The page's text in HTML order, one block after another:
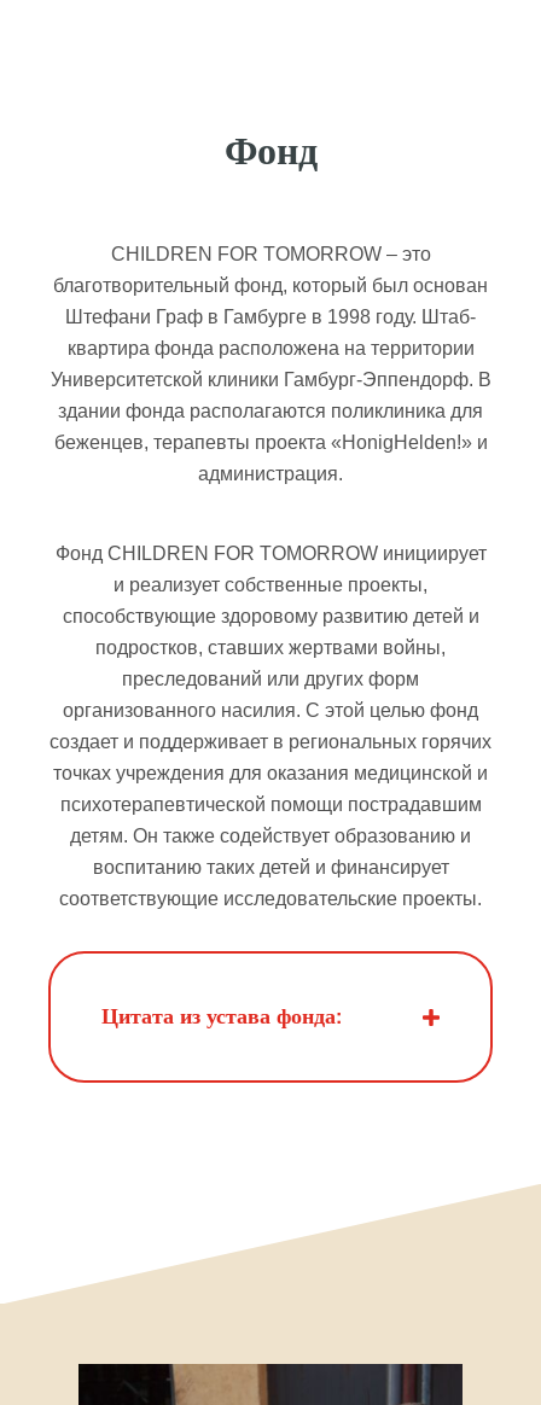
Фонд
CHILDREN FOR TOMORROW – это
благотворительный фонд, который был основан
Штефани Граф в Гамбурге в 1998 году. Штаб-
квартира фонда расположена на территории
Университетской клиники Гамбург-Эппендорф. В
здании фонда располагаются поликлиника для
беженцев, терапевты проекта «HonigHelden!» и
администрация.
Фонд CHILDREN FOR TOMORROW инициирует
и реализует собственные проекты,
способствующие здоровому развитию детей и
подростков, ставших жертвами войны,
преследований или других форм
организованного насилия. С этой целью фонд
создает и поддерживает в региональных горячих
точках учреждения для оказания медицинской и
психотерапевтической помощи пострадавшим
детям. Он также содействует образованию и
воспитанию таких детей и финансирует
соответствующие исследовательские проекты.
Цитата из устава фонда: